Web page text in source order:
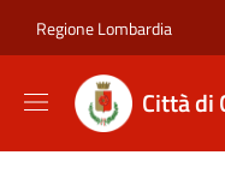
Regione Lombardia
Città di